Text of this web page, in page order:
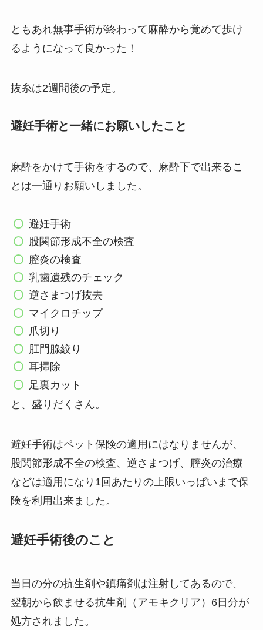
ともあれ無事手術が終わって麻酔から覚めて歩け
るようになって良かった！
抜糸は2週間後の予定。
避妊手術と一緒にお願いしたこと
麻酔をかけて手術をするので、麻酔下で出来るこ
とは一通りお願いしました。
避妊手術
股関節形成不全の検査
膣炎の検査
乳歯遺残のチェック
逆さまつげ抜去
マイクロチップ
爪切り
肛門腺絞り
耳掃除
足裏カット
と、盛りだくさん。
避妊手術はペット保険の適用にはなりませんが、
股関節形成不全の検査、逆さまつげ、膣炎の治療
などは適用になり1回あたりの上限いっぱいまで保
険を利用出来ました。
避妊手術後のこと
当日の分の抗生剤や鎮痛剤は注射してあるので、
翌朝から飲ませる抗生剤（アモキクリア）6日分が
処方されました。